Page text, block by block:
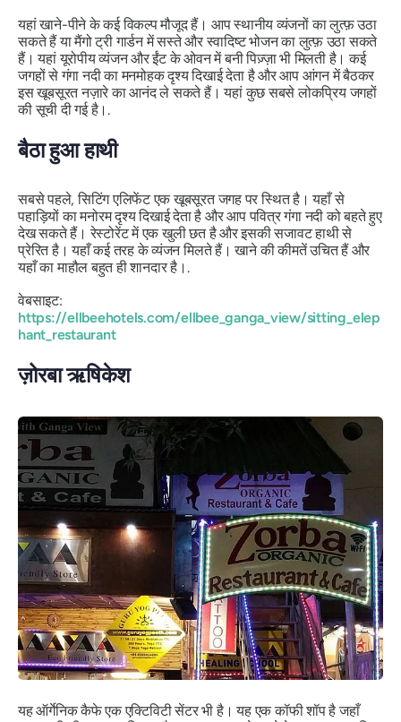
यहां खाने-पीने के कई विकल्प मौजूद हैं। आप स्थानीय व्यंजनों का लुत्फ़ उठा
सकते हैं या मैंगो ट्री गार्डन में सस्ते और स्वादिष्ट भोजन का लुत्फ़ उठा सकते
हैं। यहां यूरोपीय व्यंजन और ईंट के ओवन में बनी पिज़्ज़ा भी मिलती है। कई
जगहों से गंगा नदी का मनमोहक दृश्य दिखाई देता है और आप आंगन में बैठकर
इस खूबसूरत नज़ारे का आनंद ले सकते हैं। यहां कुछ सबसे लोकप्रिय जगहों
की सूची दी गई है।.
बैठा हुआ हाथी
सबसे पहले, सिटिंग एलिफेंट एक खूबसूरत जगह पर स्थित है। यहाँ से
पहाड़ियों का मनोरम दृश्य दिखाई देता है और आप पवित्र गंगा नदी को बहते हुए
देख सकते हैं। रेस्टोरेंट में एक खुली छत है और इसकी सजावट हाथी से
प्रेरित है। यहाँ कई तरह के व्यंजन मिलते हैं। खाने की कीमतें उचित हैं और
यहाँ का माहौल बहुत ही शानदार है।.
वेबसाइट:
https://ellbeehotels.com/ellbee_ganga_view/sitting_elep
hant_restaurant
ज़ोरबा ऋषिकेश
यह ऑर्गेनिक कैफे एक एक्टिविटी सेंटर भी है। यह एक कॉफी शॉप है जहाँ